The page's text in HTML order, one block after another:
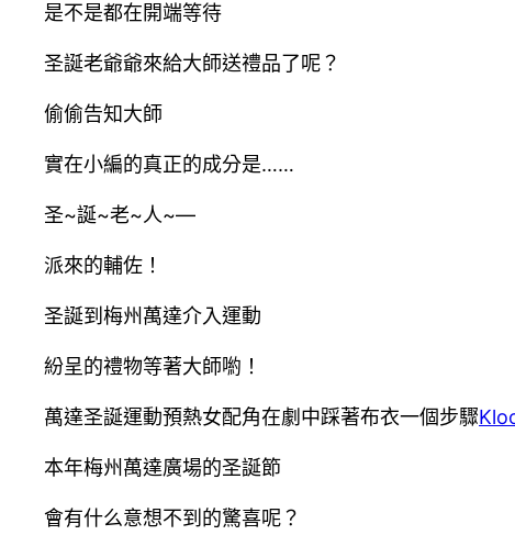
是不是都在開端等待
圣誕老爺爺來給大師送禮品了呢？
偷偷告知大師
實在小編的真正的成分是……
圣~誕~老~人~—
派來的輔佐！
圣誕到梅州萬達介入運動
紛呈的禮物等著大師喲！
萬達圣誕運動預熱女配角在劇中踩著布衣一個步驟
本年梅州萬達廣場的圣誕節
會有什么意想不到的驚喜呢？